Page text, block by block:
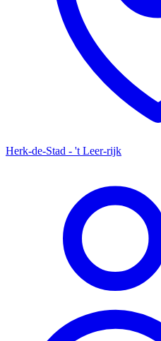
Herk-de-Stad - 't Leer-rijk